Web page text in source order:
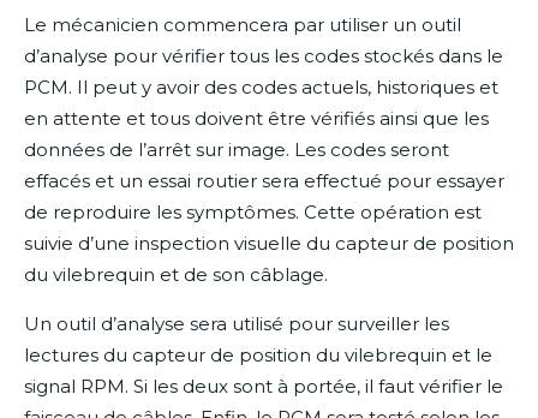
Le mécanicien commencera par utiliser un outil
d’analyse pour vérifier tous les codes stockés dans le
PCM. Il peut y avoir des codes actuels, historiques et
en attente et tous doivent être vérifiés ainsi que les
données de l’arrêt sur image. Les codes seront
effacés et un essai routier sera effectué pour essayer
de reproduire les symptômes. Cette opération est
suivie d’une inspection visuelle du capteur de position
du vilebrequin et de son câblage.
Un outil d’analyse sera utilisé pour surveiller les
lectures du capteur de position du vilebrequin et le
signal RPM. Si les deux sont à portée, il faut vérifier le